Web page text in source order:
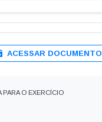
ACESSAR DOCUMENTO
PARA O EXERCÍCIO